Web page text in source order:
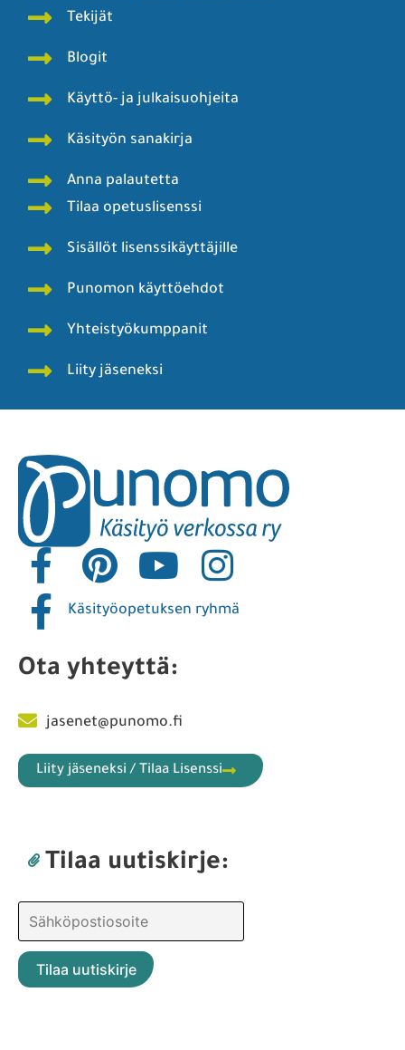
Tekijät
Blogit
Käyttö- ja julkaisuohjeita
Käsityön sanakirja
Anna palautetta
Tilaa opetuslisenssi
Sisällöt lisenssikäyttäjille
Punomon käyttöehdot
Yhteistyökumppanit
Liity jäseneksi
Käsityöopetuksen ryhmä
Ota yhteyttä:
jasenet@punomo.fi
Liity jäseneksi / Tilaa Lisenssi
Tilaa uutiskirje: